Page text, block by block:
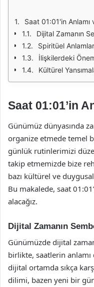
Saat 01:01'in Anlamı
Dijital Zamanın
Spiritüel Anlamlar
İlişkilerdeki
Kültürel
Saat 01:01’in
Günümüz dünyasında
organize etmede temel
günlük rutinlerimizi
takip etmemizde bize
bazı kültürel ve
Bu makalede, saat
alacağız.
Dijital Zamanın
Günümüzde dijital
birlikte, saatlerin
dijital ortamda sıkça
dilimi, bazen yeni bir